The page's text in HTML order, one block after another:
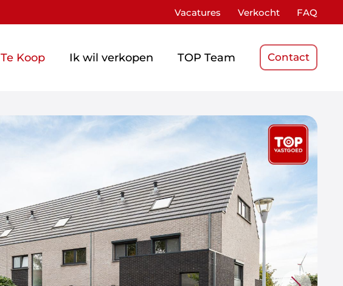
Vacatures Verkocht FAQ
Te Koop Ik wil verkopen TOP Team Contact